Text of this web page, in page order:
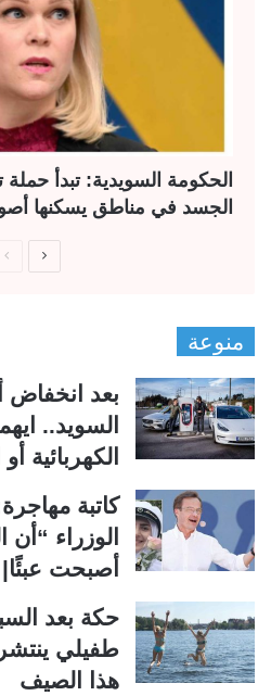
الحكومة السويدية: تبدأ
الجسد في مناطق يسكنها
ة
ا
ا
ب
ة
ل
ا
منوعة
بعد انخفاض
السويد..
الكهربائية
كاتبة
الوزراء
أصبحت عبئًا|
حكة بعد
طفيلي
هذا الصيف